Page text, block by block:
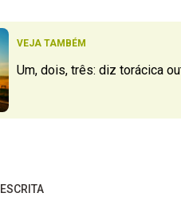
VEJA TAMBÉM
Um, dois, três: diz torácica